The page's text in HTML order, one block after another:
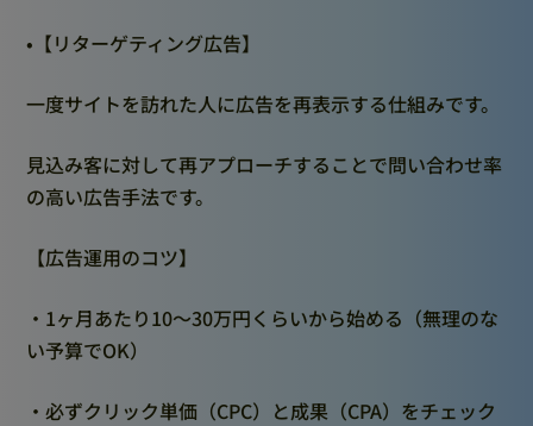
•【リターゲティング広告】
一度サイトを訪れた人に広告を再表示する仕組みです。
見込み客に対して再アプローチすることで問い合わせ率
の高い広告手法です。
【広告運用のコツ】
・1ヶ月あたり10〜30万円くらいから始める（無理のな
い予算でOK）
・必ずクリック単価（CPC）と成果（CPA）をチェック